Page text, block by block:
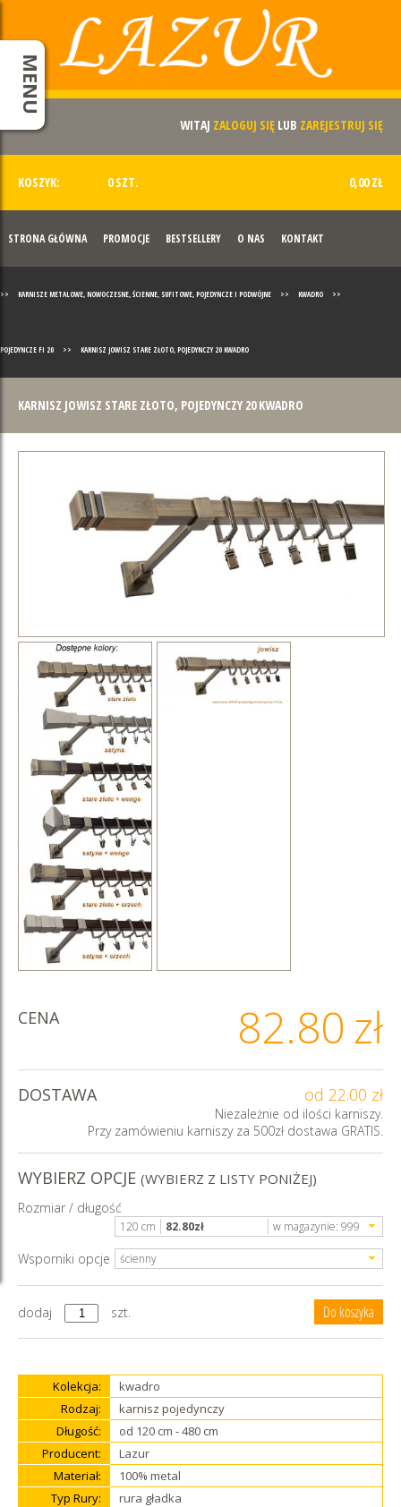
WITAJ ZALOGUJ SIĘ LUB ZAREJESTRUJ SIĘ
KOSZYK: 0 SZT. 0,00 ZŁ
STRONA GŁÓWNA PROMOCJE BESTSELLERY O NAS KONTAKT
MENU
>> KARNISZE METALOWE, NOWOCZESNE, ŚCIENNE, SUFITOWE, POJEDYNCZE I PODWÓJNE >> KWADRO >>
POJEDYNCZE FI 20 >> KARNISZ JOWISZ STARE ZŁOTO, POJEDYNCZY 20 KWADRO
KARNISZ JOWISZ STARE ZŁOTO, POJEDYNCZY 20 KWADRO
CENA 82.80 zł
DOSTAWA od 22.00 zł
Niezależnie od ilości karniszy.
Przy zamówieniu karniszy za 500zł dostawa GRATIS.
WYBIERZ OPCJE (WYBIERZ Z LISTY PONIŻEJ)
Rozmiar / długość
120 cm 82.80zł w magazynie: 999
Wsporniki opcje ścienny
dodaj szt.
Kolekcja:
kwadro
Rodzaj:
karnisz pojedynczy
Długość:
od 120 cm - 480 cm
Producent:
Lazur
Materiał:
100% metal
Typ Rury:
rura gładka